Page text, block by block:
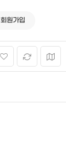
회원가입